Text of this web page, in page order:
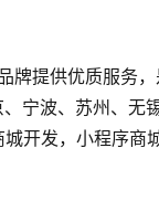
牌提供优质服务
宁波、苏州、无
开发，小程序商